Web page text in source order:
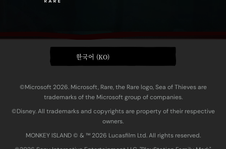
한국어 (KO)
©Microsoft 2026. Microsoft, Rare, the Rare logo, Sea of Thieves are
trademarks of the Microsoft group of companies.
©Disney. All trademarks and copyrights are property of their respective
owners.
MONKEY ISLAND © & ™ 20‍26 Lucasfilm Ltd. All rights reserved.